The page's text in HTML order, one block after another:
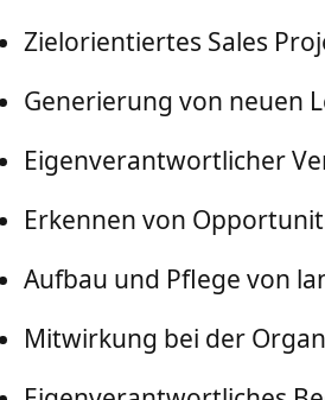
Zielorientiertes Sales
Generierung von neuen
Eigenverantwortlicher
Erkennen von
Aufbau und Pflege von
Mitwirkung bei der